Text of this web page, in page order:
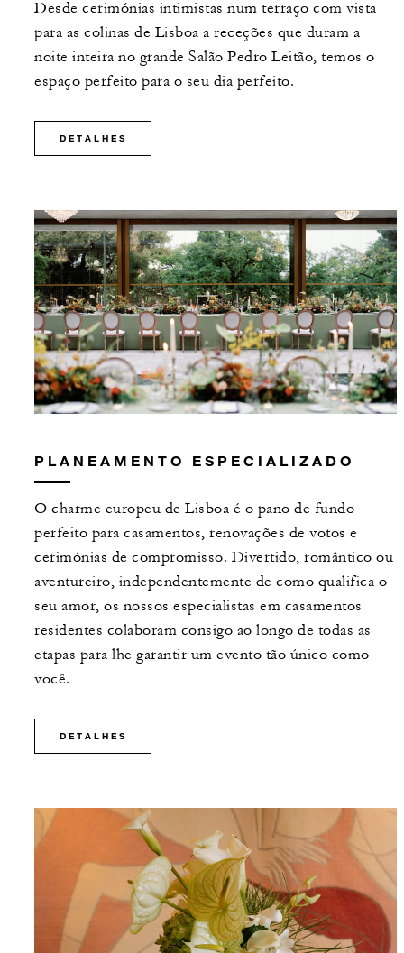
Desde cerimónias intimistas num terraço com vista
para as colinas de Lisboa a receções que duram a
noite inteira no grande Salão Pedro Leitão, temos o
espaço perfeito para o seu dia perfeito.
DETALHES
PLANEAMENTO ESPECIALIZADO
O charme europeu de Lisboa é o pano de fundo
perfeito para casamentos, renovações de votos e
cerimónias de compromisso. Divertido, romântico ou
aventureiro, independentemente de como qualifica o
seu amor, os nossos especialistas em casamentos
residentes colaboram consigo ao longo de todas as
etapas para lhe garantir um evento tão único como
você.
DETALHES